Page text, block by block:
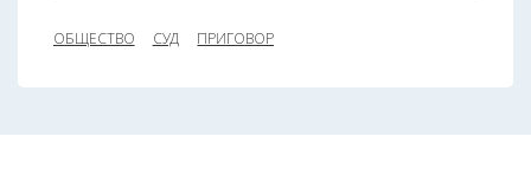
ОБЩЕСТВО СУД ПРИГОВОР